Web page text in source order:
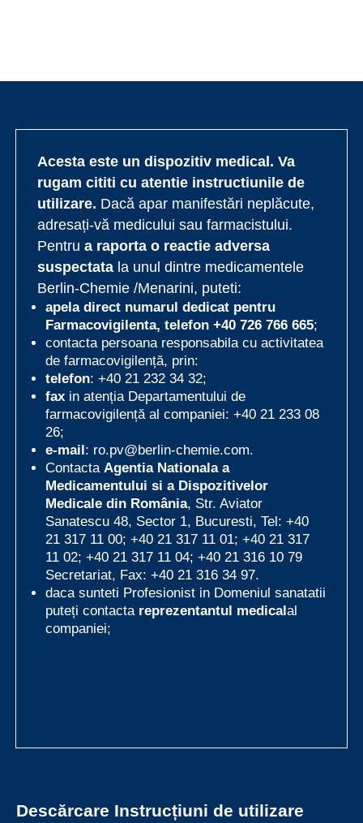
Acesta este un dispozitiv medical. Va
rugam cititi cu atentie instructiunile de
utilizare. Dacă apar manifestări neplăcute,
adresați-vă medicului sau farmacistului.
Pentru a raporta o reactie adversa
suspectata la unul dintre medicamentele
Berlin-Chemie /Menarini, puteti:
apela direct numarul dedicat pentru
Farmacovigilenta, telefon +40 726 766 665;
contacta persoana responsabila cu activitatea
de farmacovigilență, prin:
telefon: +40 21 232 34 32;
fax in atenția Departamentului de
farmacovigilență al companiei: +40 21 233 08
26;
e-mail: ro.pv@berlin-chemie.com.
Contacta Agentia Nationala a
Medicamentului si a Dispozitivelor
Medicale din România, Str. Aviator
Sanatescu 48, Sector 1, Bucuresti, Tel: +40
21 317 11 00; +40 21 317 11 01; +40 21 317
11 02; +40 21 317 11 04; +40 21 316 10 79
Secretariat, Fax: +40 21 316 34 97.
daca sunteti Profesionist in Domeniul sanatatii
puteți contacta reprezentantul medicalal
companiei;
Descărcare Instrucțiuni de utilizare